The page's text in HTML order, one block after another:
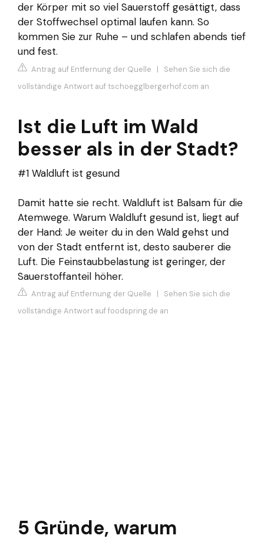
der Körper mit so viel Sauerstoff gesättigt, dass
der Stoffwechsel optimal laufen kann. So
kommen Sie zur Ruhe – und schlafen abends tief
und fest.
Antrag auf Entfernung der Quelle | Sehen Sie sich die
vollständige Antwort auf tschoegglbergerhof.com an
Ist die Luft im Wald
besser als in der Stadt?
#1 Waldluft ist gesund
Damit hatte sie recht. Waldluft ist Balsam für die
Atemwege. Warum Waldluft gesund ist, liegt auf
der Hand: Je weiter du in den Wald gehst und
von der Stadt entfernt ist, desto sauberer die
Luft. Die Feinstaubbelastung ist geringer, der
Sauerstoffanteil höher.
Antrag auf Entfernung der Quelle | Sehen Sie sich die
vollständige Antwort auf foodspring.de an
5 Gründe, warum